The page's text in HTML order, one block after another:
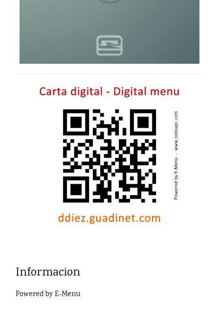
Informacion
Powered byE-Menu